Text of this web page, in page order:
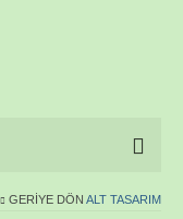
GERIYE DÖN ALT TASARIM